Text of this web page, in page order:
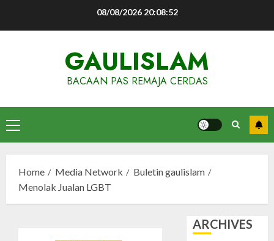
08/08/2026 20:08:53
GAULISLAM
BACAAN PAS REMAJA CERDAS
Primary
Menu
Home Media Network
Buletin gaulislam
Menolak Jualan LGBT
ARCHIVES